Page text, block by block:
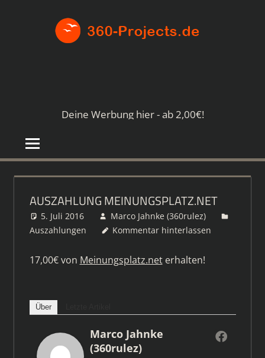
Deine Werbung hier - ab 2,00€!
AUSZAHLUNG MEINUNGSPLATZ.NET
5. Juli 2016
Marco Jahnke (360rulez)
Auszahlungen
Kommentar hinterlassen
17,00€ von Meinungsplatz.neterhalten!
Über
Marco Jahnke
(360rulez)